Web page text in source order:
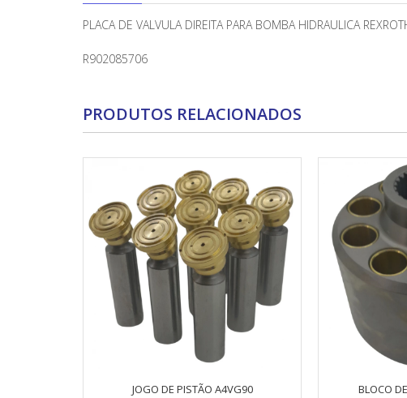
PLACA DE VALVULA DIREITA PARA BOMBA HIDRAULICA
R902085706
PRODUTOS RELACIONADOS
JOGO DE PISTÃO A4VG90 BLOCO